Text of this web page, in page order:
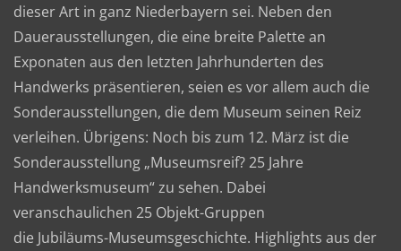
dieser Art in ganz Niederbayern sei. Neben den
Dauerausstellungen, die eine breite Palette an
Exponaten aus den letzten Jahrhunderten des
Handwerks präsentieren, seien es vor allem auch die
Sonderausstellungen, die dem Museum seinen Reiz
verleihen. Übrigens: Noch bis zum 12. März ist die
Sonderausstellung „Museumsreif? 25 Jahre
Handwerksmuseum“ zu sehen. Dabei
veranschaulichen 25 Objekt-Gruppen
die Jubiläums-Museumsgeschichte. Highlights aus der